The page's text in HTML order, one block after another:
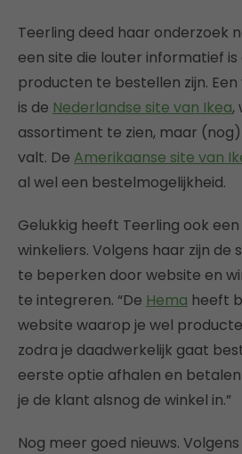
Teerling deed haar onderzoek
een site die louter informatief
producten te bestellen zijn.
is de Nederlandse site van Ikea,
assortiment te zien, maar
valt. De Amerikaanse site van
al wel een bestelmogelijkheid.
Gelukkig heeft Teerling ook
winkeliers. Volgens haar zijn de
te beperken door website en
te integreren. “De Hema heeft
website waarop je wel
zodra je daadwerkelijk gaat
eerste optie afhalen en betalen
je de klant alsnog de winkel in.”
Nog meer goed nieuws.